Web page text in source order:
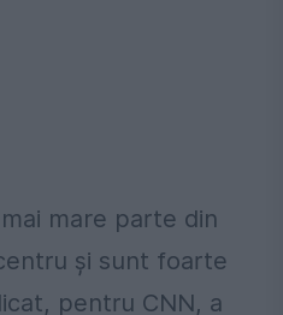
mare parte din
şi sunt foarte
pentru CNN, a